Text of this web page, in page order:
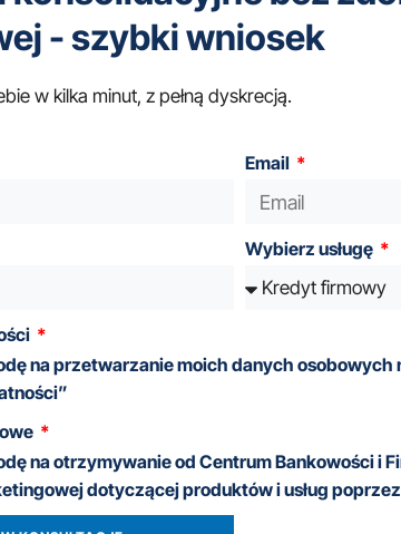
- szybki wniosek
w kilka minut, z pełną dyskrecją.
Email
Wybierz usługę
na przetwarzanie moich danych osobowych
na otrzymywanie od Centrum Bankowości i
dotyczącej produktów i usług